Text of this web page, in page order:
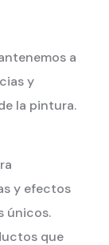
a
y
la pintura.
y efectos
únicos.
que